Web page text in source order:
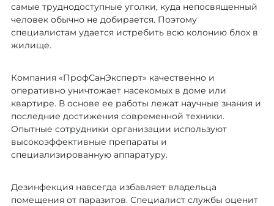
самые труднодоступные уголки, куда непосвященный
человек обычно не добирается. Поэтому
специалистам удается истребить всю колонию блох в
жилище.
Компания «ПрофСанЭксперт» качественно и
оперативно уничтожает насекомых в доме или
квартире. В основе ее работы лежат научные знания и
последние достижения современной техники.
Опытные сотрудники организации используют
высокоэффективные препараты и
специализированную аппаратуру.
Дезинфекция навсегда избавляет владельца
помещения от паразитов. Специалист службы оценит